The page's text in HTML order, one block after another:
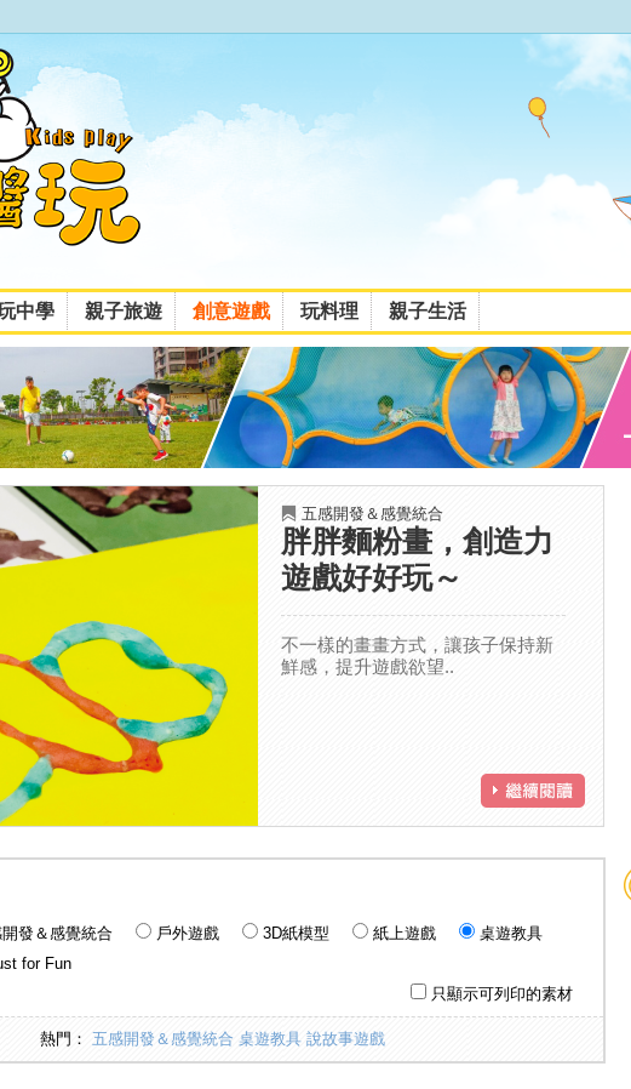
中學 親子旅遊 創意遊戲 玩料理 親子生活
五感開發＆感覺統合
胖胖麵粉畫，創造力
遊戲好好玩～
不一樣的畫畫方式，讓孩子保持新
鮮感，提升遊戲欲望..
發＆感覺統合 戶外遊戲 3D紙模型 紙上遊戲
桌遊教具
for Fun
只顯示可列印的素材
熱門：五感開發＆感覺統合 桌遊教具 說故事遊戲